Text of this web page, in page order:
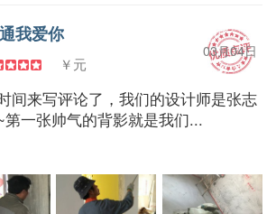
我爱你
￥元
03月04日
间来写评论了，我们的设计师是张志
第一张帅气的背影就是我们...